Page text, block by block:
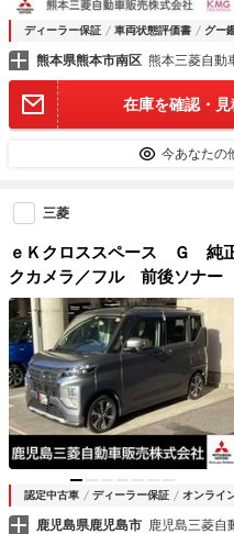
ディーラー保証 車両状態評価書 グー
熊本県熊本市南区 熊本三菱自動
在庫を確認・
今あなたの
三菱
ｅＫクロススペース Ｇ 純
クカメラ／フル 前後ソナ
ルセグＴＶ 前席シートヒ
ＥＴＣ アルミホイール ア
認定中古車 ディーラー保証 オンライ
鹿児島県鹿児島市